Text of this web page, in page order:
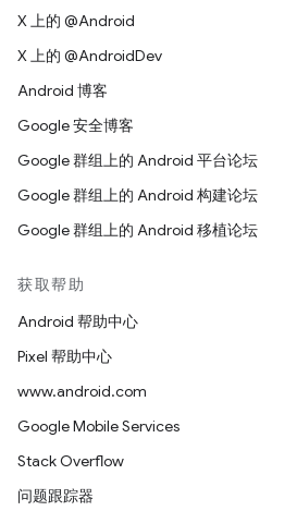
X 上的 @Android
X 上的 @AndroidDev
Android 博客
Google 安全博客
Google 群组上的 Android 平台论坛
Google 群组上的 Android 构建论坛
Google 群组上的 Android 移植论坛
获取帮助
Android 帮助中心
Pixel 帮助中心
www.android.com
Google Mobile Services
Stack Overflow
问题跟踪器